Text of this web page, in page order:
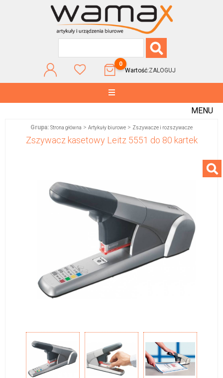
0
Wartość:ZALOGUJ
MENU
Grupa: Strona główna > Artykuły biurowe > Zszywacze i rozszywacze
Zszywacz kasetowy Leitz 5551 do 80 kartek